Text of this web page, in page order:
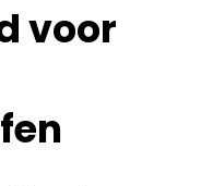
voor